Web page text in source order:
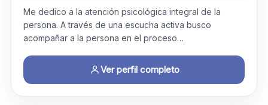
Me dedico a la atención psicológica integral de la
persona. A través de una escucha activa busco
acompañar a la persona en el proceso…
Ver perfil completo